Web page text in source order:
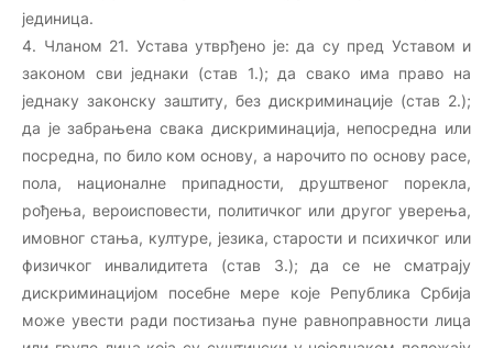
јединица.
4. Чланом 21. Устава утврђено је: да су пред Уставом и
законом сви једнаки (став 1.); да свако има право на
једнаку законску заштиту, без дискриминације (став 2.);
да је забрањена свака дискриминација, непосредна или
посредна, по било ком основу, a нарочито по основу расе,
пола, националне припадности, друштвеног порекла,
рођења, вероисповести, политичког или другог уверења,
имовног стања, културе, језика, старости и психичког или
физичког инвалидитета (став 3.); да се не сматрају
дискриминацијом посебне мере које Република Србија
може увести ради постизања пуне равноправности лица